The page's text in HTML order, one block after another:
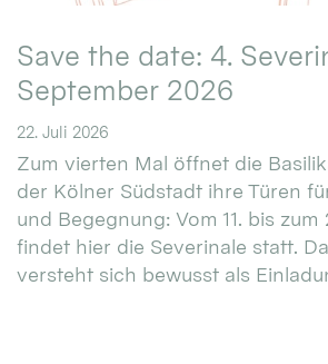
Save the date: 4.
September 2026
22. Juli 2026
Zum vierten Mal öffnet die
der Kölner Südstadt ihre Türen
und Begegnung: Vom 11. bis zum
findet hier die Severinale statt.
versteht sich bewusst als